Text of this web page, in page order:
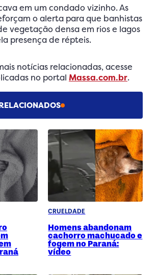
em um condado vizinho. As
o alerta para que banhistas
vegetação densa em rios e lagos
presença de répteis.
notícias relacionadas, acesse
no portal Massa.com.br.
CRUELDADE
Homens abandonam
cachorro machucado e
fogem no Paraná:
vídeo